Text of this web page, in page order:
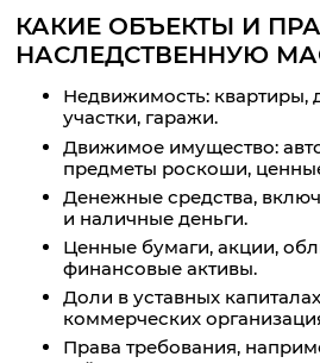
КАКИЕ ОБЪЕКТЫ И
НАСЛЕДСТВЕННУЮ
Недвижимость: квартиры,
участки, гаражи.
Движимое имущество:
предметы роскоши,
Денежные средства,
и наличные деньги.
Ценные бумаги, акции,
финансовые активы.
Доли в уставных
коммерческих
Права требования,